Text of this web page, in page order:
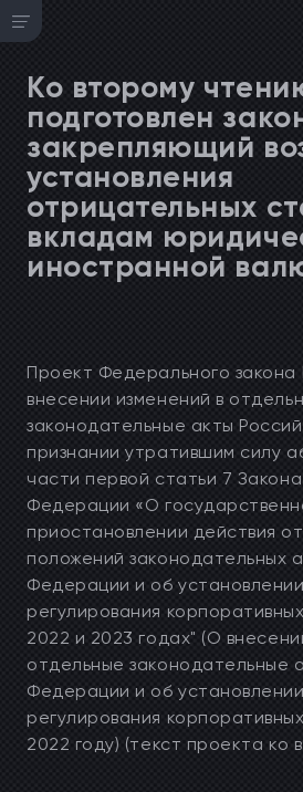
Ко второму
подготовлен
закрепляющий
установления
отрицательных
вкладам
иностранной
Проект Федерального закона
внесении изменений в
законодательные акты
признании утратившим силу
части первой статьи 7
Федерации «О
приостановлении действия
положений законодательных
Федерации и об
регулирования
2022 и 2023 годах" (О
отдельные законодательные
Федерации и об
регулирования
2022 году) (текст проекта ко